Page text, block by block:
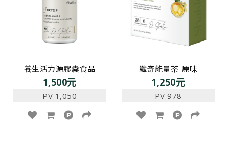
養生活力源膠囊食品
1,500元
PV 1,050
纖奇能量茶-原味
1,250元
PV 978